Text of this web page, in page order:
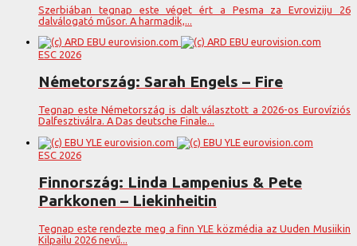
Szerbiában tegnap este véget ért a Pesma za Evroviziju 26
dalválogató műsor. A harmadik,...
ESC 2026
Németország: Sarah Engels – Fire
Tegnap este Németország is dalt választott a 2026-os Eurovíziós
Dalfesztiválra. A Das deutsche Finale...
ESC 2026
Finnország: Linda Lampenius & Pete
Parkkonen – Liekinheitin
Tegnap este rendezte meg a finn YLE közmédia az Uuden Musiikin
Kilpailu 2026 nevű...